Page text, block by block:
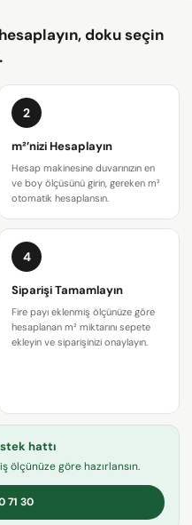
doku seçin
2
m²’nizi Hesaplayın
Hesap makinesine duvarınızın en
ve boy ölçüsünü girin, gereken m²
otomatik hesaplansın.
4
Siparişi Tamamlayın
Fire payı eklenmiş ölçünüze göre
hesaplanan m² miktarını sepete
ekleyin ve siparişinizi onaylayın.
hattı
ölçünüze göre hazırlansın.
71 30
sor